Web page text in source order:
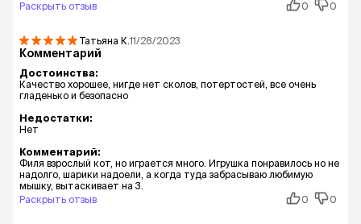
Раскрыть отзыв
0 0
Татьяна К.11/28/2023
Комментарий
Достоинства:
Качество хорошее, нигде нет сколов, потертостей, все очень
гладенько и безопасно
Недостатки:
Нет
Комментарий:
Филя взрослый кот, но играется много. Игрушка понравилось но не
надолго, шарики надоели, а когда туда забрасываю любимую
мышку, вытаскивает на 3.
Раскрыть отзыв
0 0